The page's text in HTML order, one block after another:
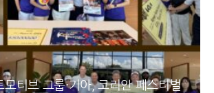
모티브 그룹·기아, 코리안 페스티벌